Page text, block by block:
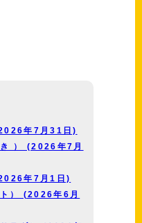
年7月31日)
） (2026年7月
年7月1日)
） (2026年6月